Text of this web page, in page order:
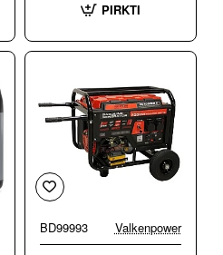
PIRKTI
BD99993 Valkenpower